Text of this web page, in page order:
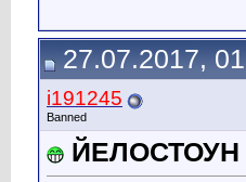
27.07.2017,
i191245
Banned
ЙЕЛОСТОУН